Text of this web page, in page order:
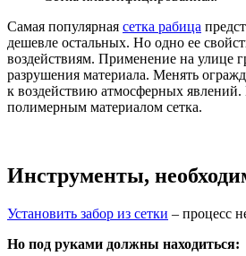
Самая популярная сетка рабица
дешевле остальных. Но одно ее
воздействиям. Применение на улице
разрушения материала. Менять
к воздействию атмосферных
полимерным материалом сетка.
Инструменты,
Установить забор из сетки – процесс
Но под руками должны находиться: